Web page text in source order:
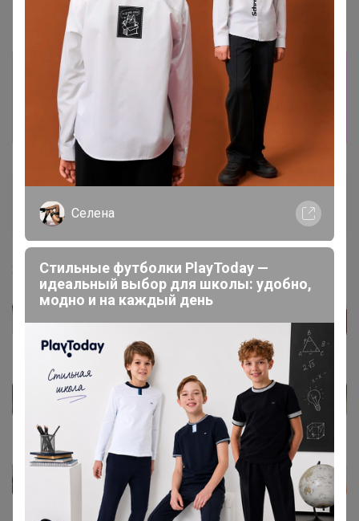
Информация о заказах доступна
лишь членам клуба
Бронзовый организатор
25 января, 2024 07:58
Селена
Стильные футболки PlayToday —
идеальный выбор для школы: удобно,
модно и на каждый день